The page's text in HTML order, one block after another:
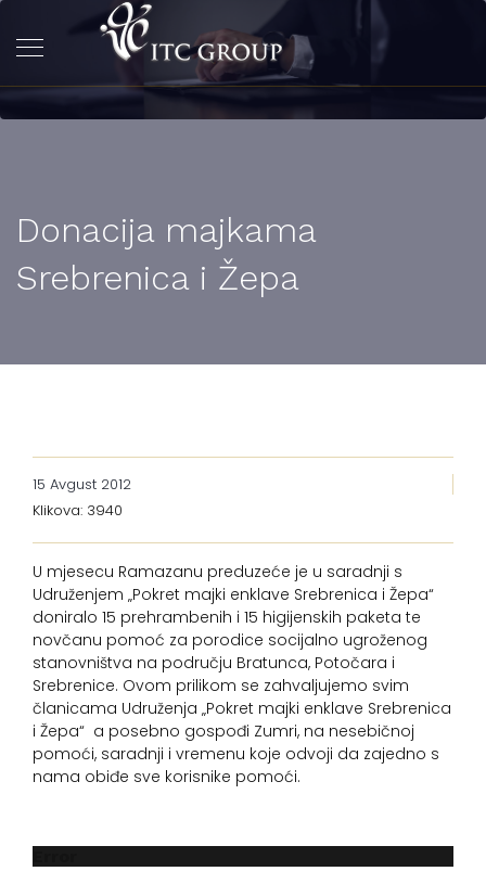
Donacija majkama
Srebrenica i Žepa
15 Avgust 2012
Klikova: 3940
U mjesecu Ramazanu preduzeće je u saradnji s
Udruženjem „Pokret majki enklave Srebrenica i Žepa“
doniralo 15 prehrambenih i 15 higijenskih paketa te
novčanu pomoć za porodice socijalno ugroženog
stanovništva na području Bratunca, Potočara i
Srebrenice. Ovom prilikom se zahvaljujemo svim
članicama Udruženja „Pokret majki enklave Srebrenica
i Žepa“ a posebno gospođi Zumri, na nesebičnoj
pomoći, saradnji i vremenu koje odvoji da zajedno s
nama obiđe sve korisnike pomoći.